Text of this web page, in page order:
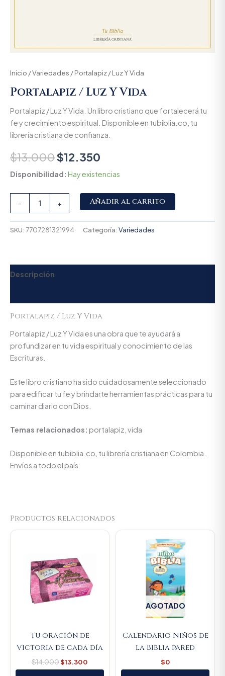
Inicio /Variedades / Portalapiz / Luz Y Vida
Portalapiz / Luz Y Vida
Portalapiz / Luz Y Vida. Un libro cristiano que fortalecerá tu
fe y crecimiento espiritual. Disponible en tubiblia.co, tu
librería cristiana de confianza.
$13.000$12.350
Disponibilidad: Hay existencias
- + Añadir al carrito
SKU: 7707281321994 Categoría:Variedades
Descripción
Portalapiz / Luz Y Vida
Portalapiz / Luz Y Vida es una obra que te ayudará a
profundizar en tu vida espiritual y conocimiento de las
Escrituras.
Este libro cristiano ha sido cuidadosamente seleccionado
para edificar tu fe y brindarte herramientas prácticas para tu
caminar diario con Dios.
Temas relacionados: portalapiz, vida
Disponible en tubiblia.co, tu librería cristiana en Colombia.
Envíos a todo el país.
Productos relacionados
Tu oración de
Victoria de cada día
$14.000
$14.000.
$13.300
Current
AGOTADO
Calendario Niños de
la Biblia pared
$0